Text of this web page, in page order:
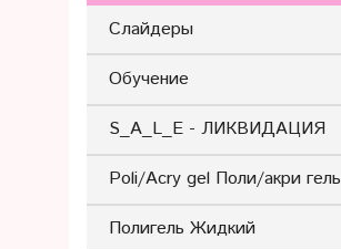
Слайдеры
Обучение
S_A_L_E - ЛИКВИДАЦИЯ
Poli/Acry gel Поли/акри гель
Полигель Жидкий